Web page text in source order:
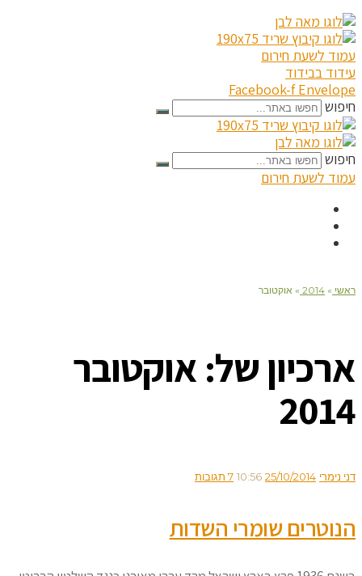
עמוד לשעת חירום
עידוד בבידוד
Facebook-f Envelope
חיפוש
חיפוש
עמוד לשעת חירום
ראשי »
2014
» אוקטובר
ארכיון של: אוקטובר
2014
דני נימרי 25/10/2014
10:56 7 תגובות
הנוטרים שומרי השדות